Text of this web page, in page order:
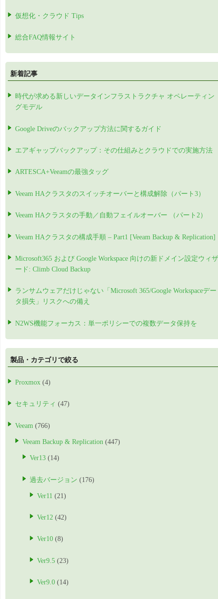
仮想化・クラウド Tips
総合FAQ情報サイト
新着記事
時代が求める新しいデータインフラストラクチャ オペレーティン
グモデル
Google Driveのバックアップ方法に関するガイド
エアギャップバックアップ：その仕組みとクラウドでの実施方法
ARTESCA+Veeamの最強タッグ
Veeam HAクラスタのスイッチオーバーと構成解除（パート3）
Veeam HAクラスタの手動／自動フェイルオーバー （パート2）
Veeam HAクラスタの構成手順 – Part1 [Veeam Backup & Replication]
Microsoft365 および Google Workspace 向けの新ドメイン設定ウィザ
ード: Climb Cloud Backup
ランサムウェアだけじゃない「Microsoft 365/Google Workspaceデー
タ損失」リスクへの備え
N2WS機能フォーカス：単一ポリシーでの複数データ保持を
製品・カテゴリで絞る
Proxmox (4)
セキュリティ (47)
Veeam (766)
Veeam Backup & Replication (447)
Ver13 (14)
過去バージョン (176)
Ver11 (21)
Ver12 (42)
Ver10 (8)
Ver9.5 (23)
Ver9.0 (14)